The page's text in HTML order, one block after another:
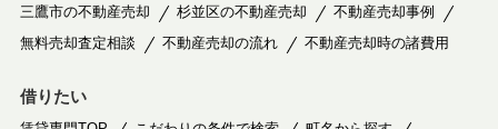
三鷹市の不動産売却
杉並区の不動産売却
不動産売却事例
無料売却査定相談
不動産売却の流れ 不動産売却時の諸費用
借りたい